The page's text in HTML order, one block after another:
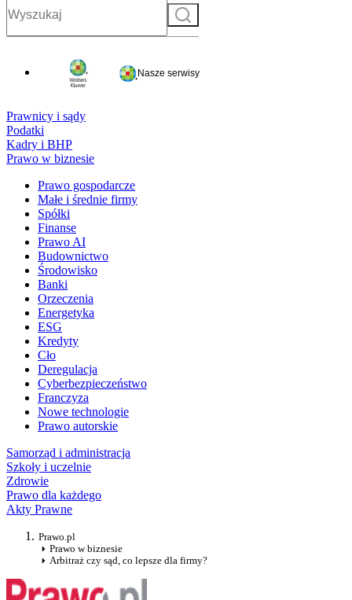
Szukaj
Nasze serwisy
Prawnicy i sądy
Podatki
Kadry i BHP
Prawo w biznesie
Prawo gospodarcze
Małe i średnie firmy
Spółki
Finanse
Prawo AI
Budownictwo
Środowisko
Banki
Orzeczenia
Energetyka
ESG
Kredyty
Cło
Deregulacja
Cyberbezpieczeństwo
Franczyza
Nowe technologie
Prawo autorskie
Samorząd i administracja
Szkoły i uczelnie
Zdrowie
Prawo dla każdego
Akty Prawne
Prawo.pl
Prawo w biznesie
Arbitraż czy sąd, co lepsze dla firmy?